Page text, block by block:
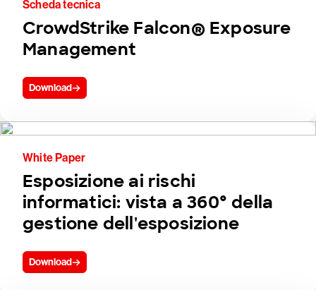
Scheda tecnica
CrowdStrike Falcon® Exposure
Management
Download
White Paper
Esposizione ai rischi
informatici: vista a 360° della
gestione dell'esposizione
Download